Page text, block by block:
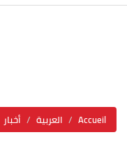
أخبار العربية Accueil